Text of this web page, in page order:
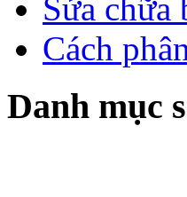
Sửa chữa
Cách
Danh mục